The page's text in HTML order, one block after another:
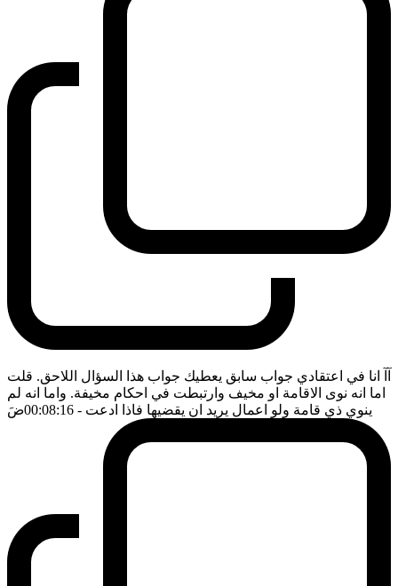
آآ انا في اعتقادي جواب سابق يعطيك جواب هذا السؤال اللاحق. قلت
اما انه نوى الاقامة او مخيف وارتبطت في احكام مخيفة. واما انه لم
ينوي ذي قامة ولو اعمال يريد ان يقضيها فاذا ادعت - 00:08:16 ضَ